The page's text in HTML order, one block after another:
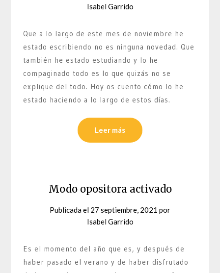
Isabel Garrido
Que a lo largo de este mes de noviembre he
estado escribiendo no es ninguna novedad. Que
también he estado estudiando y lo he
compaginado todo es lo que quizás no se
explique del todo. Hoy os cuento cómo lo he
estado haciendo a lo largo de estos días.
Leer más
Modo opositora activado
Publicada el 27 septiembre, 2021 por
Isabel Garrido
Es el momento del año que es, y después de
haber pasado el verano y de haber disfrutado